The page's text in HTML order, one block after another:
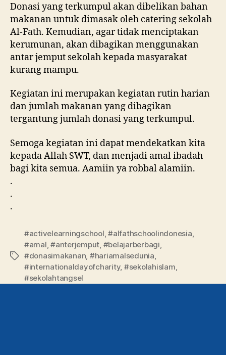
Donasi yang terkumpul akan dibelikan bahan
makanan untuk dimasak oleh catering sekolah
Al-Fath. Kemudian, agar tidak menciptakan
kerumunan, akan dibagikan menggunakan
antar jemput sekolah kepada masyarakat
kurang mampu.
Kegiatan ini merupakan kegiatan rutin harian
dan jumlah makanan yang dibagikan
tergantung jumlah donasi yang terkumpul.
Semoga kegiatan ini dapat mendekatkan kita
kepada Allah SWT, dan menjadi amal ibadah
bagi kita semua. Aamiin ya robbal alamiin.
.
.
.
#activelearningschool ,#alfathschoolindonesia
#amal ,#anterjemput #belajarberbagi
#donasimakanan #hariamalsedunia
#internationaldayofcharity, #sekolahislam
#sekolahtangsel